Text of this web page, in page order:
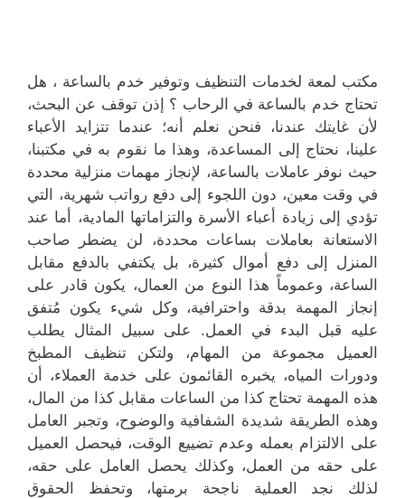
مكتب لمعة لخدمات التنظيف وتوفير خدم بالساعة ، هل
تحتاج خدم بالساعة في الرحاب ؟ إذن توقف عن البحث،
لأن غايتك عندنا، فنحن نعلم أنه؛ عندما تتزايد الأعباء
علينا، نحتاج إلى المساعدة، وهذا ما نقوم به في مكتبنا،
حيث نوفر عاملات بالساعة، لإنجاز مهمات منزلية محددة
في وقت معين، دون اللجوء إلى دفع رواتب شهرية، التي
تؤدي إلى زيادة أعباء الأسرة والتزاماتها المادية، أما عند
الاستعانة بعاملات بساعات محددة، لن يضطر صاحب
المنزل إلى دفع أموال كثيرة، بل يكتفي بالدفع مقابل
الساعة، وعموماً هذا النوع من العمال، يكون قادر على
إنجاز المهمة بدقة واحترافية، وكل شيء يكون مُتفق
عليه قبل البدء في العمل. على سبيل المثال يطلب
العميل مجموعة من المهام، ولتكن تنظيف المطبخ
ودورات المياه، يخبره القائمون على خدمة العملاء، أن
هذه المهمة تحتاج كذا من الساعات مقابل كذا من المال،
وهذه الطريقة شديدة الشفافية والوضوح، وتجبر العامل
على الالتزام بعمله وعدم تضييع الوقت، فيحصل العميل
على حقه من العمل، وكذلك يحصل العامل على حقه،
لذلك نجد العملية ناجحة برمتها، وتحفظ الحقوق